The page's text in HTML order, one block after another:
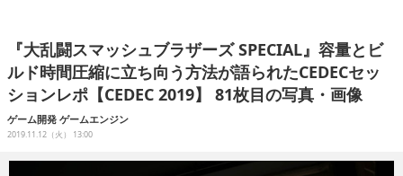
企業動向
人材育成
産業政策
『大乱闘スマッシュブラザーズ SPECIAL』容量とビ
ルド時間圧縮に立ち向う方法が語られたCEDECセッ
ションレポ【CEDEC 2019】 81枚目の写真・画像
ゲーム開発 ゲームエンジン
2019.11.12（火） 13:00